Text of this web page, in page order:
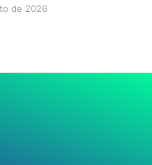
de 2026